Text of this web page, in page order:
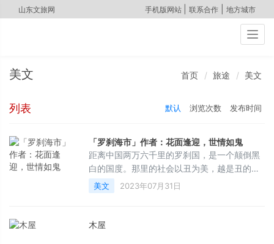
山东文旅网 手机版网站 联系合作 地方城市
美文 首页 旅途 美文
列表 默认 浏览次数 发布时间
「罗刹海市」作者：花面逢迎，世情如鬼
距离中国两万六千里的罗刹国，是一个颠倒黑
白的国度。那里的社会以丑为美，越是丑的
人，越能得到高官厚禄，享受荣华富贵。这是
清代小说家蒲松龄《聊斋志异》里一个短篇
后，蒲松龄说：“花面逢迎，世情如鬼。嗜痂之
美文 2023年07月31日
木屋